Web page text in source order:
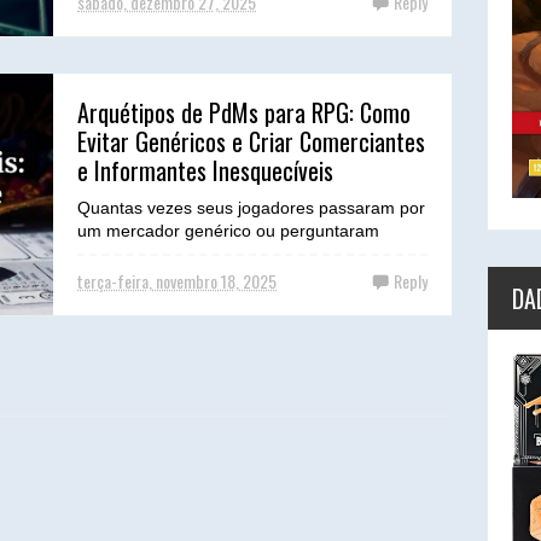
Arquétipos de PdMs para RPG: Como
Evitar Genéricos e Criar Comerciantes
e Informantes Inesquecíveis
Quantas vezes seus jogadores passaram por
um mercador genérico ou perguntaram
esquecendo-os no momento seg...
terça-feira, novembro 18, 2025 Reply